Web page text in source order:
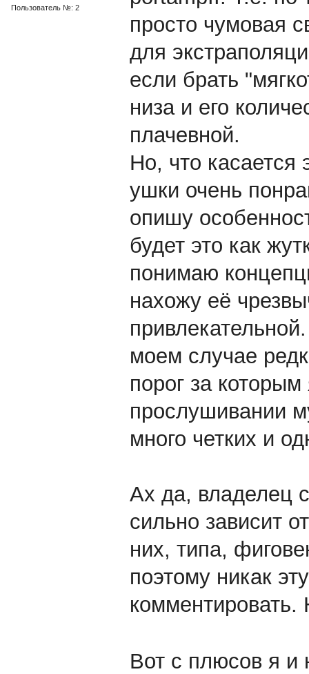
Пользователь №: 2
просто чумовая
для
если брать
низа и его
плачевной.
Но, что касается
ушки очень
опишу
будет это как
понимаю
нахожу её
моем случае
порог за
прослушивании
много четких и
Ах да, владелец
сильно зависит
них, типа,
поэтому никак
Вот с плюсов я и